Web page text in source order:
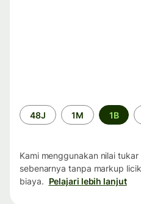
Periode
waktu
48J 1M 1B
Kami menggunakan nilai
sebenarnya tanpa markup
biaya. Pelajari lebih lanjut